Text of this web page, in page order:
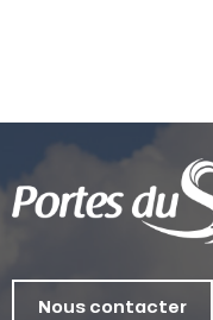
Nous contacter